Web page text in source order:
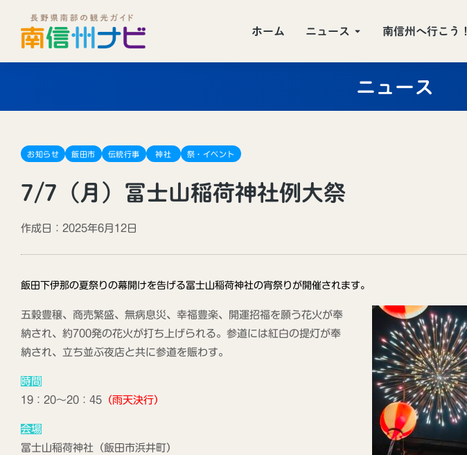
ホーム ニュース 南信州へ行こう！
ニュース
お知らせ 飯田市 伝統行事 神社 祭・イベント
7/7（月）冨士山稲荷神社例大祭
作成日：2025年6月12日
飯田下伊那の夏祭りの幕開けを告げる冨士山稲荷神社の宵祭りが開催されます。
五穀豊穣、商売繁盛、無病息災、幸福豊楽、開運招福を願う花火が奉
納され、約700発の花火が打ち上げられる。参道には紅白の提灯が奉
納され、立ち並ぶ夜店と共に参道を賑わす。
時間
19：20～20：45 （雨天決行）
会場
冨士山稲荷神社（飯田市浜井町）